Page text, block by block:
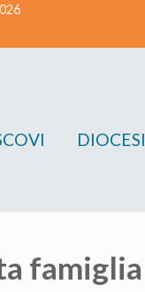
DIOCESI
famiglia